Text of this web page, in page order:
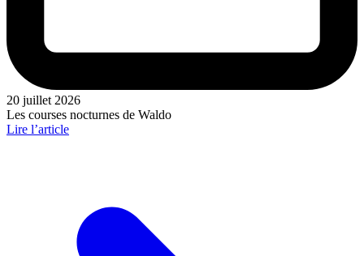
20 juillet 2026
Les courses nocturnes de Waldo
Lire l’article